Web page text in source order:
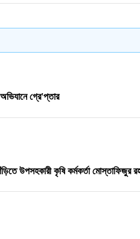
গ্রে'প্তার
উপসহকারী কৃষি কর্মকর্তা মোস্তাফিজুর